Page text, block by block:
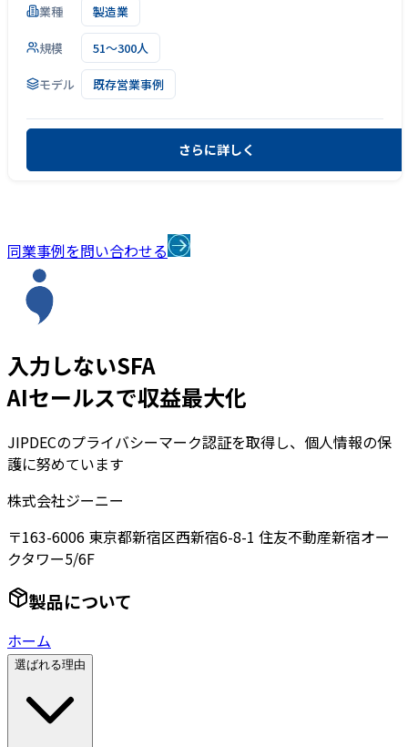
業種 製造業
規模 51～300人
モデル 既存営業事例
さらに詳しく
同業事例を問い合わせる
入力しないSFA
AIセールスで収益最大化
JIPDECのプライバシーマーク認証を取得し、個人情報の保
護に努めています
株式会社ジーニー
〒163-6006 東京都新宿区西新宿6-8-1 住友不動産新宿オー
クタワー5/6F
製品について
ホーム
選ばれる理由